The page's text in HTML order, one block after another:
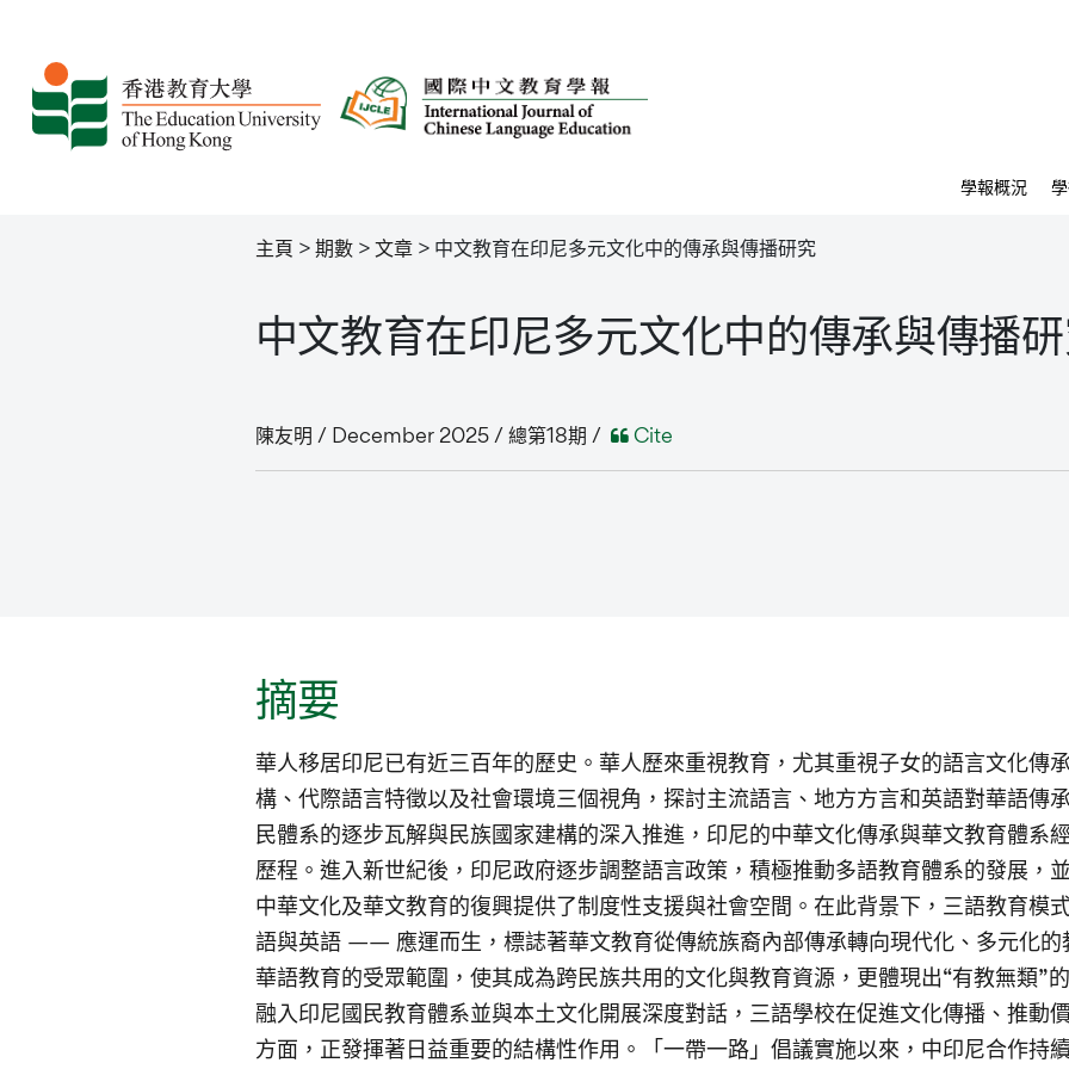
學報概況
主頁 >期數>文章> 中文教育在印尼多元文化中的傳承與傳播研究
中文教育在印尼多元文化中的傳承與傳播
陳友明 / December 2025 / 總第18期 / Cite
摘要
華人移居印尼已有近三百年的歷史。華人歷來重視教育，尤其重視子女的語言文化傳
構、代際語言特徵以及社會環境三個視角，探討主流語言、地方方言和英語對華語傳
民體系的逐步瓦解與民族國家建構的深入推進，印尼的中華文化傳承與華文教育體系
歷程。進入新世紀後，印尼政府逐步調整語言政策，積極推動多語教育體系的發展，
中華文化及華文教育的復興提供了制度性支援與社會空間。在此背景下，三語教育
語與英語 —— 應運而生，標誌著華文教育從傳統族裔內部傳承轉向現代化、多元化的
華語教育的受眾範圍，使其成為跨民族共用的文化與教育資源，更體現出“有教無類”
融入印尼國民教育體系並與本土文化開展深度對話，三語學校在促進文化傳播、推動
方面，正發揮著日益重要的結構性作用。「一帶一路」倡議實施以來，中印尼合作持